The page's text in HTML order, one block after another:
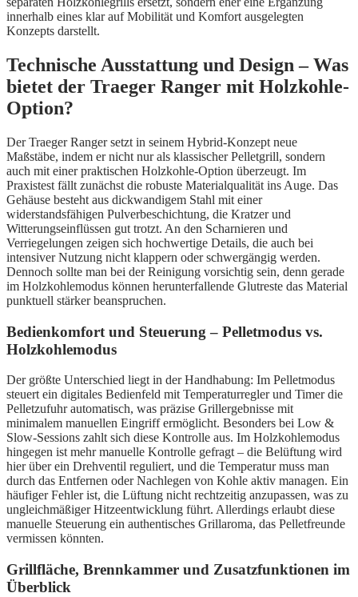
innerhalb eines klar auf Mobilität und Komfort ausgelegten
Konzepts darstellt.
Technische Ausstattung und Design – Was
bietet der Traeger Ranger mit Holzkohle-
Option?
Der Traeger Ranger setzt in seinem Hybrid-Konzept neue
Maßstäbe, indem er nicht nur als klassischer Pelletgrill, sondern
auch mit einer praktischen Holzkohle-Option überzeugt. Im
Praxistest fällt zunächst die robuste Materialqualität ins Auge. Das
Gehäuse besteht aus dickwandigem Stahl mit einer
widerstandsfähigen Pulverbeschichtung, die Kratzer und
Witterungseinflüssen gut trotzt. An den Scharnieren und
Verriegelungen zeigen sich hochwertige Details, die auch bei
intensiver Nutzung nicht klappern oder schwergängig werden.
Dennoch sollte man bei der Reinigung vorsichtig sein, denn gerade
im Holzkohlemodus können herunterfallende Glutreste das Material
punktuell stärker beanspruchen.
Bedienkomfort und Steuerung – Pelletmodus vs.
Holzkohlemodus
Der größte Unterschied liegt in der Handhabung: Im Pelletmodus
steuert ein digitales Bedienfeld mit Temperaturregler und Timer die
Pelletzufuhr automatisch, was präzise Grillergebnisse mit
minimalem manuellen Eingriff ermöglicht. Besonders bei Low &
Slow-Sessions zahlt sich diese Kontrolle aus. Im Holzkohlemodus
hingegen ist mehr manuelle Kontrolle gefragt – die Belüftung wird
hier über ein Drehventil reguliert, und die Temperatur muss man
durch das Entfernen oder Nachlegen von Kohle aktiv managen. Ein
häufiger Fehler ist, die Lüftung nicht rechtzeitig anzupassen, was zu
ungleichmäßiger Hitzeentwicklung führt. Allerdings erlaubt diese
manuelle Steuerung ein authentisches Grillaroma, das Pelletfreunde
vermissen könnten.
Grillfläche, Brennkammer und Zusatzfunktionen im
Überblick